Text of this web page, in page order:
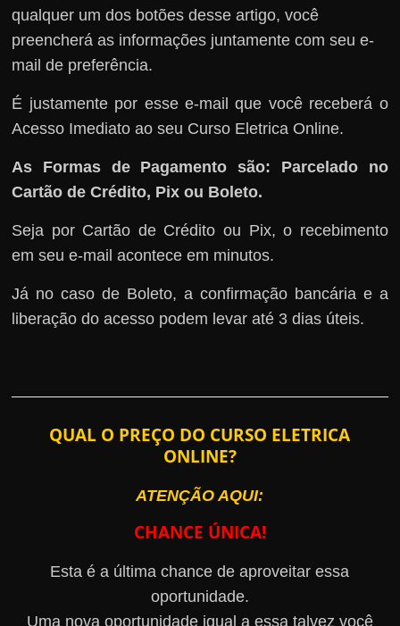
qualquer um dos botões desse artigo, você
preencherá as informações juntamente com seu e-
mail de preferência.
É justamente por esse e-mail que você receberá o
Acesso Imediato ao seu Curso Eletrica Online.
As Formas de Pagamento são: Parcelado no
Cartão de Crédito, Pix ou Boleto.
Seja por Cartão de Crédito ou Pix, o recebimento
em seu e-mail acontece em minutos.
Já no caso de Boleto, a confirmação bancária e a
liberação do acesso podem levar até 3 dias úteis.
QUAL O PREÇO DO CURSO ELETRICA
ONLINE?
ATENÇÃO AQUI:
CHANCE ÚNICA!
Esta é a última chance de aproveitar essa
oportunidade.
Uma nova oportunidade igual a essa talvez você